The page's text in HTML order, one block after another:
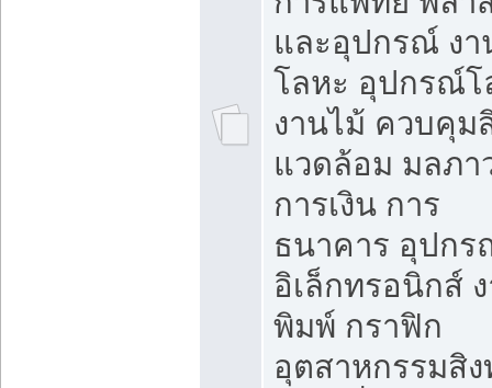
และอุปกรณ์ งา
โลหะ อุปกรณ์โ
งานไม้ ควบคุม
แวดล้อม มลภา
การเงิน การ
ธนาคาร อุปก
อิเล็กทรอนิกส์
พิมพ์ กราฟิก
อุตสาหกรรมสิ